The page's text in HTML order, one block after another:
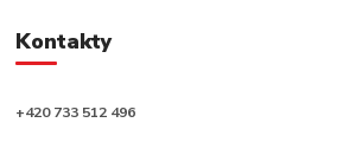
Kontakty
+420 733 512 496